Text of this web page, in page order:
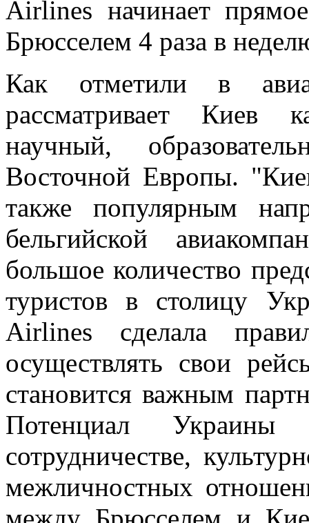
Airlines начинает
Брюсселем 4 раза в
Как отметили в
рассматривает Киев
научный,
Восточной Европы.
также популярным
бельгийской
большое количество
туристов в столицу
Airlines сделала
осуществлять свои
становится важным
Потенциал
сотрудничестве,
межличностных